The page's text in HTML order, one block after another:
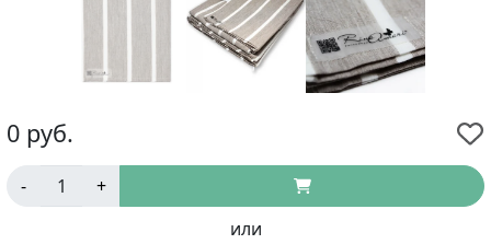
0 руб.
-
+
или